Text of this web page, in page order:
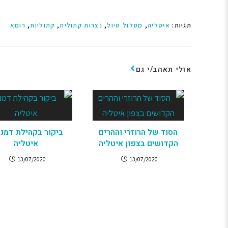
אנתרופומורפיות עם פרצוף שמש, ודולמנים דומים מלפני 5,000 שנה.
פרהיסטוריה באיטליה
תגיות: איטליה, מסלול טיול, נצרות קתולית, קתוליות, רומא
אולי תאהב/י גם
ביקור בקהילת
איטליה
13/07/2020
הסוד של הרוזרי וההרים
הקדושים בצפון איטליה
13/07/2020